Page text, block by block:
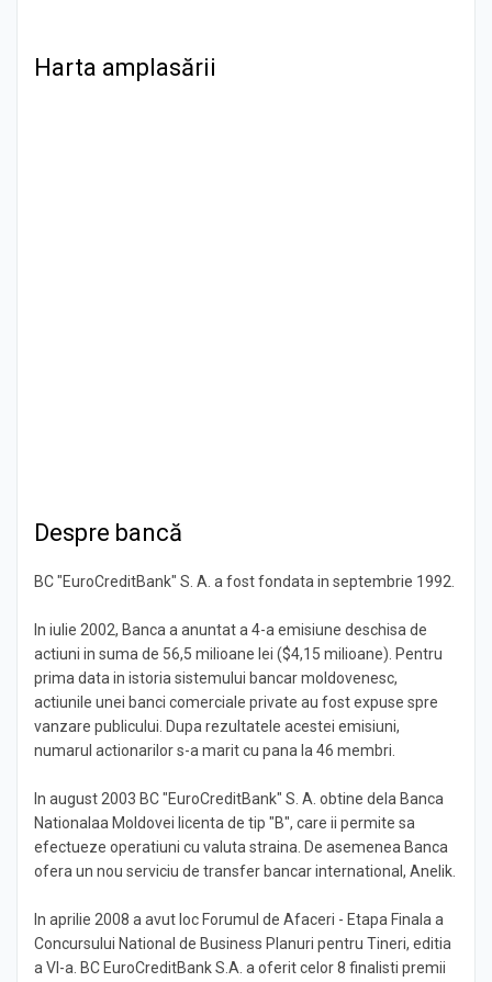
Harta amplasării
Despre bancă
BC "EuroCreditBank" S. A. a fost fondata in septembrie 1992.
In iulie 2002, Banca a anuntat a 4-a emisiune deschisa de
actiuni in suma de 56,5 milioane lei ($4,15 milioane). Pentru
prima data in istoria sistemului bancar moldovenesc,
actiunile unei banci comerciale private au fost expuse spre
vanzare publicului. Dupa rezultatele acestei emisiuni,
numarul actionarilor s-a marit cu pana la 46 membri.
In august 2003 BC "EuroCreditBank" S. A. obtine dela Banca
Nationalaa Moldovei licenta de tip "B", care ii permite sa
efectueze operatiuni cu valuta straina. De asemenea Banca
ofera un nou serviciu de transfer bancar international, Anelik.
In aprilie 2008 a avut loc Forumul de Afaceri - Etapa Finala a
Concursului National de Business Planuri pentru Tineri, editia
a VI-a. BC EuroCreditBank S.A. a oferit celor 8 finalisti premii